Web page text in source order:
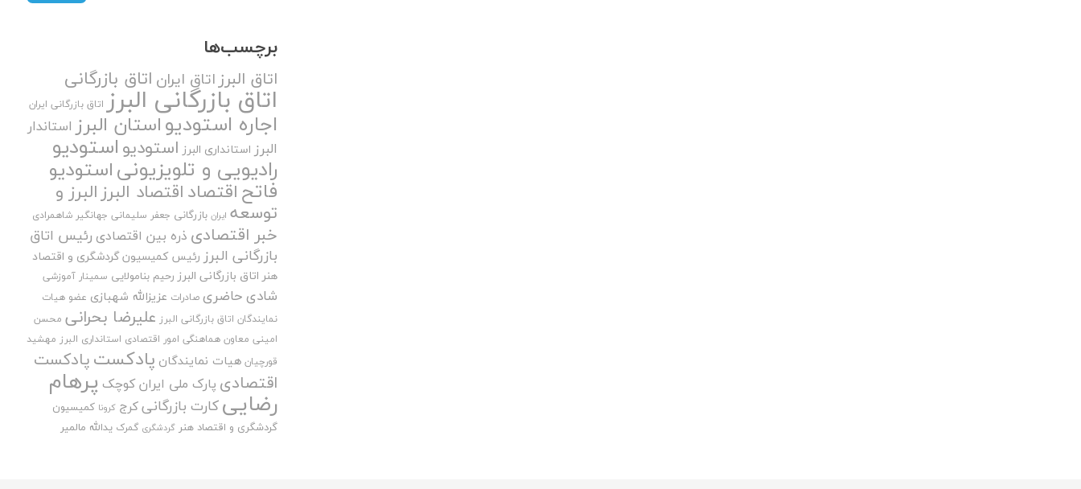
برچسب‌ها
اتاق البرزاتاق ایران اتاق بازرگانی
اتاق بازرگانی البرز اتاق بازرگانی ایران
اجاره استودیواستان البرز استاندار
البرز استانداری البرز استودیواستودیو
رادیویی و تلویزیونیاستودیو
فاتحاقتصاداقتصاد البرزالبرز و
توسعه ایران بازرگانی جعفر سلیمانی جهانگیر شاهمرادی
خبر اقتصادی ذره بین اقتصادی رئیس اتاق
بازرگانی البرز رئیس کمیسیون گردشگری و اقتصاد
هنر اتاق بازرگانی البرز رحیم بنامولایی سمینار آموزشی
شادی حاضری صادرات عزیزالله شهبازی عضو هیات
نمایندگان اتاق بازرگانی البرز علیرضا بحرانی محسن
امینی معاون هماهنگی امور اقتصادی استانداری البرز مهشید
قورچیان هیات نمایندگان پادکستپادکست
اقتصادی پارک ملی ایران کوچک پرهام
رضاییکارت بازرگانیکرج کرونا کمیسیون
گردشگری و اقتصاد هنر گردشگری گمرک یدالله مالمیر